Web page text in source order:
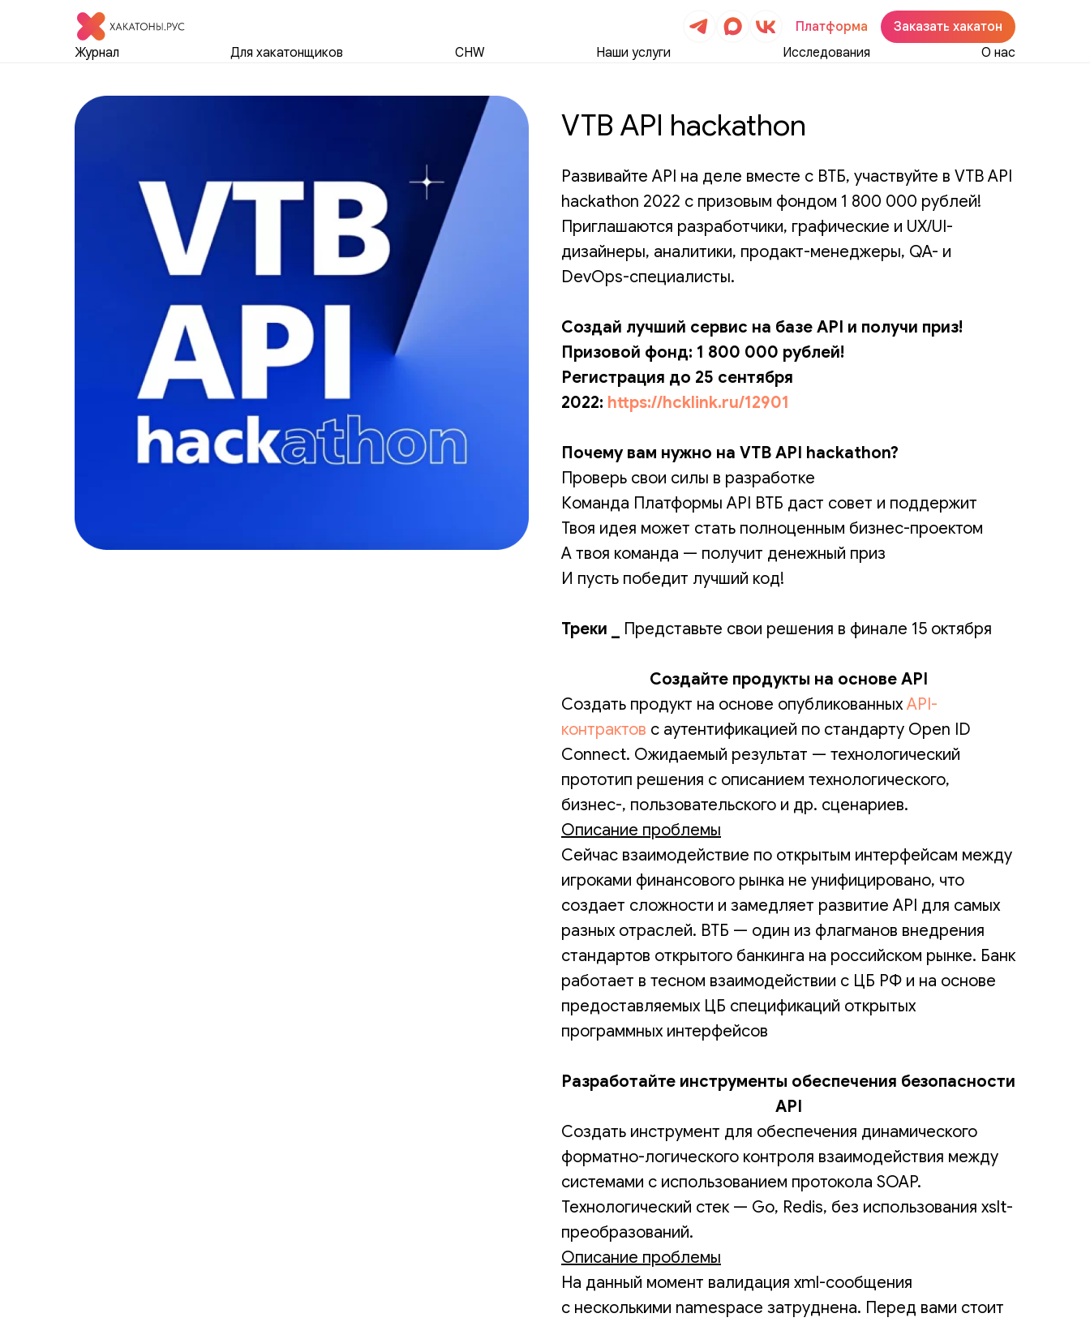
Платформа
Заказать хакатон
Журнал
Для хакатонщиков CHW Наши услуги Исследования О нас
VTB API hackathon
Развивайте API на деле вместе с ВТБ, участвуйте в VTB API
hackathon 2022 с призовым фондом 1 800 000 рублей!
Приглашаются разработчики, графические и UX/UI-
дизайнеры, аналитики, продакт-менеджеры, QA- и
DevOps-специалисты.
Создай лучший сервис на базе API и получи приз!
Призовой фонд: 1 800 000 рублей!
Регистрация до 25 сентября
2022: https://hcklink.ru/12901
Почему вам нужно на VTB API hackathon?
Проверь свои силы в разработке
Команда Платформы API ВТБ даст совет и поддержит
Твоя идея может стать полноценным бизнес-проектом
А твоя команда — получит денежный приз
И пусть победит лучший код!
Треки _ Представьте свои решения в финале 15 октября
Создайте продукты на основе API
Создать продукт на основе опубликованных API-
контрактов c аутентификацией по стандарту Open ID
Connect. Ожидаемый результат — технологический
прототип решения с описанием технологического,
бизнес-, пользовательского и др. сценариев.
Описание проблемы
Cейчас взаимодействие по открытым интерфейсам между
игроками финансового рынка не унифицировано, что
создает сложности и замедляет развитие API для самых
разных отраслей. ВТБ — один из флагманов внедрения
стандартов открытого банкинга на российском рынке. Банк
работает в тесном взаимодействии с ЦБ РФ и на основе
предоставляемых ЦБ спецификаций открытых
программных интерфейсов
Разработайте инструменты обеспечения безопасности
API
Создать инструмент для обеспечения динамического
форматно-логического контроля взаимодействия между
системами с использованием протокола SOAP.
Технологический стек — Go, Redis, без использования xslt-
преобразований.
Описание проблемы
На данный момент валидация xml-сообщения
с несколькими namespace затруднена. Перед вами стоит